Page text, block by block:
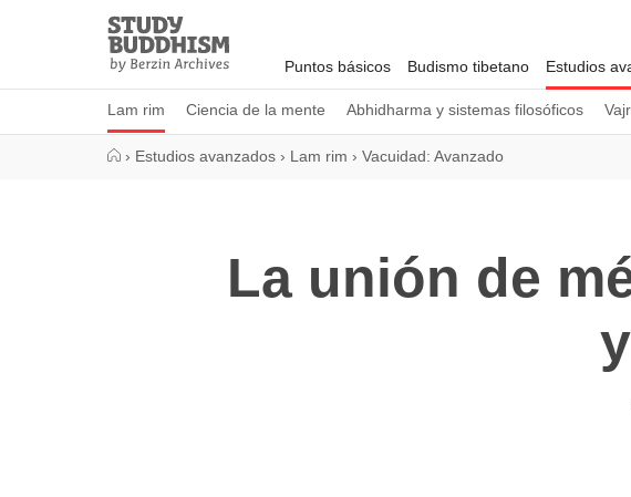
Study
Buddhism
Home
Puntos básicos Budismo tibetano Estudios
Lam rim Ciencia de la mente Abhidharma y sistemas filosóficos
› Estudios avanzados › Lam rim › Vacuidad: Avanzado
La unión de